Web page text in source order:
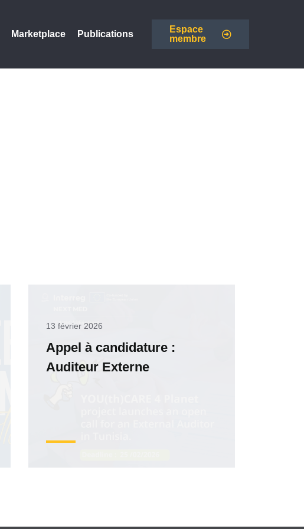
Marketplace Publications
Espace
membre
13 février 2026
Appel à candidature :
Auditeur Externe